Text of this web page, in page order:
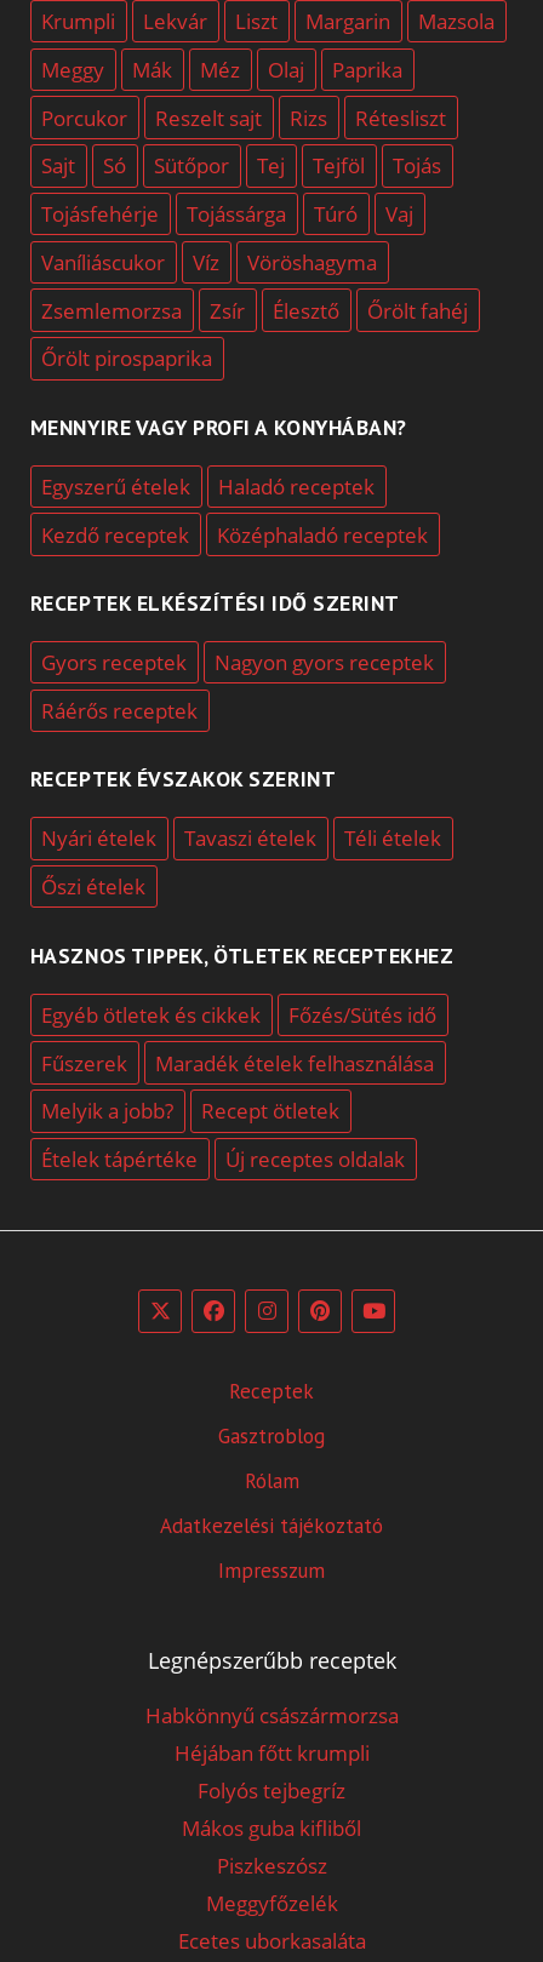
Krumpli
Lekvár Liszt Margarin
Mazsola
Meggy
Mák Méz Olaj
Paprika
Porcukor
Reszelt sajt Rizs
Rétesliszt
Sajt
Só Sütőpor Tej Tejföl
Tojás
Tojásfehérje
Tojássárga Túró
Vaj
Vaníliáscukor
Víz
Vöröshagyma
Zsemlemorzsa
Zsír Élesztő
Őrölt fahéj
Őrölt pirospaprika
MENNYIRE VAGY PROFI A KONYHÁBAN?
Egyszerű ételek
Haladó receptek
Kezdő receptek
Középhaladó receptek
RECEPTEK ELKÉSZÍTÉSI IDŐ SZERINT
Gyors receptek
Nagyon gyors receptek
Ráérős receptek
RECEPTEK ÉVSZAKOK SZERINT
Nyári ételek Tavaszi ételek
Téli ételek
Őszi ételek
HASZNOS TIPPEK, ÖTLETEK RECEPTEKHEZ
Egyéb ötletek és cikkek
Főzés/Sütés idő
Fűszerek
Maradék ételek felhasználása
Melyik a jobb?
Recept ötletek
Ételek tápértéke
Új receptes oldalak
Receptek
Gasztroblog
Rólam
Adatkezelési tájékoztató
Impresszum
Legnépszerűbb receptek
Habkönnyű császármorzsa
Héjában főtt krumpli
Folyós tejbegríz
Mákos guba kifliből
Piszkeszósz
Meggyfőzelék
Ecetes uborkasaláta